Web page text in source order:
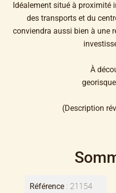
Idéalement situé à proximité
des transports et du
conviendra aussi bien à une
À
(Description
Référence 21154